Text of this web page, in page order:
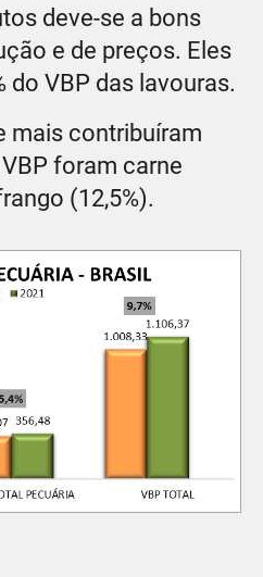
deve-se a bons
e de preços. Eles
do VBP das lavouras.
mais contribuíram
foram carne
(12,5%).